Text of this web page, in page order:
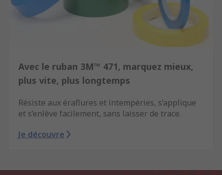
Avec le ruban 3M™ 471, marquez mieux,
plus vite, plus longtemps
Résiste aux éraflures et intempéries, s’applique
et s’enlève facilement, sans laisser de trace.
Je découvre